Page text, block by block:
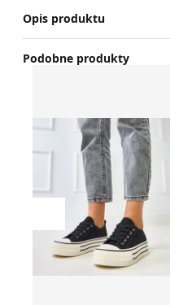
Opis produktu
Podobne produkty
Przesuń w lewo